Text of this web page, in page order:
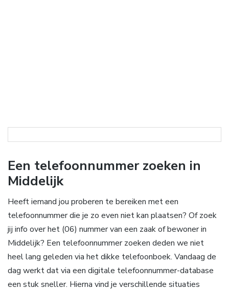
Een telefoonnummer zoeken in
Middelijk
Heeft iemand jou proberen te bereiken met een
telefoonnummer die je zo even niet kan plaatsen? Of zoek
jij info over het (06) nummer van een zaak of bewoner in
Middelijk? Een telefoonnummer zoeken deden we niet
heel lang geleden via het dikke telefoonboek. Vandaag de
dag werkt dat via een digitale telefoonnummer-database
een stuk sneller. Hierna vind je verschillende situaties